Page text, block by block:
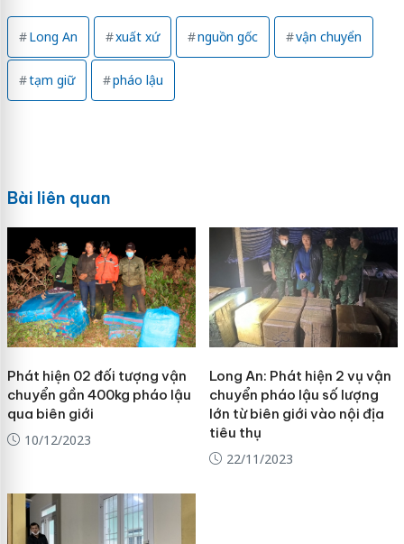
Long An xuất xứ nguồn gốc vận chuyển
tạm giữ pháo lậu
Bài liên quan
Phát hiện 02 đối tượng vận
chuyển gần 400kg pháo lậu
qua biên giới
10/12/2023
Long An: Phát hiện 2 vụ vận
chuyển pháo lậu số lượng
lớn từ biên giới vào nội địa
tiêu thụ
22/11/2023